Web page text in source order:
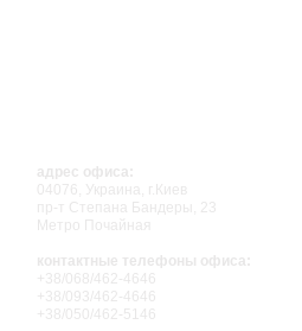
адрес офиса:
04076, Украина, г.Киев
пр-т Степана Бандеры, 23
Метро Почайная
контактные телефоны офиса:
+38/068/462-4646
+38/093/462-4646
+38/050/462-5146